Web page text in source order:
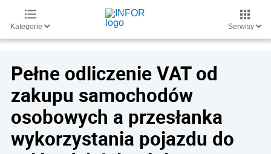
Kategorie Serwisy
Pełne odliczenie VAT od
zakupu samochodów
osobowych a przesłanka
wykorzystania pojazdu do